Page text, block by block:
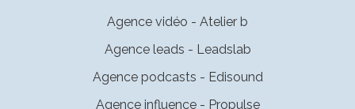
Agence vidéo - Atelier b
Agence leads - Leadslab
Agence podcasts - Edisound
Agence influence - Propulse